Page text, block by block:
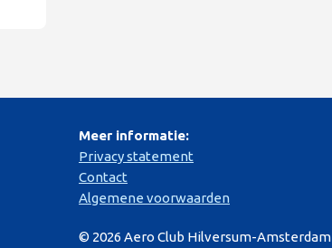
Meer informatie:
Privacy statement
Contact
Algemene voorwaarden
© 2026 Aero Club Hilversum-Amsterdam